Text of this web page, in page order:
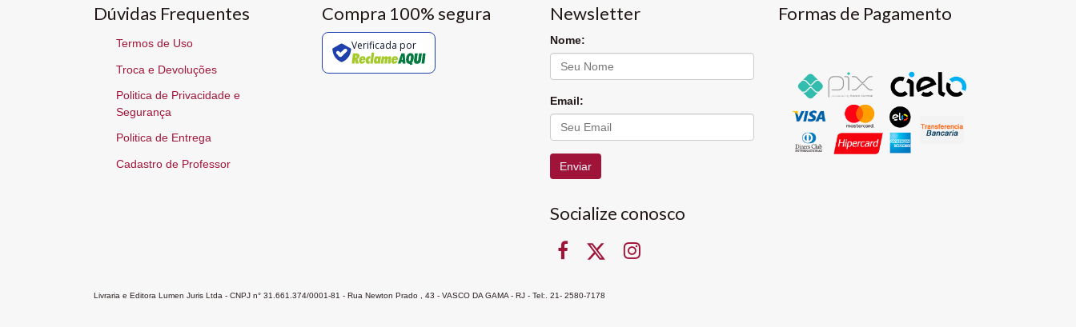
Dúvidas Frequentes
Termos de Uso
Troca e Devoluções
Politica de Privacidade e
Segurança
Politica de Entrega
Cadastro de Professor
Compra 100% segura
Verificada por
Newsletter
Nome:
Email:
Enviar
Socialize conosco
Formas de Pagamento
Livraria e Editora Lumen Juris Ltda - CNPJ n° 31.661.374/0001-81 - Rua Newton Prado , 43 - VASCO DA GAMA - RJ - Tel:. 21- 2580-7178